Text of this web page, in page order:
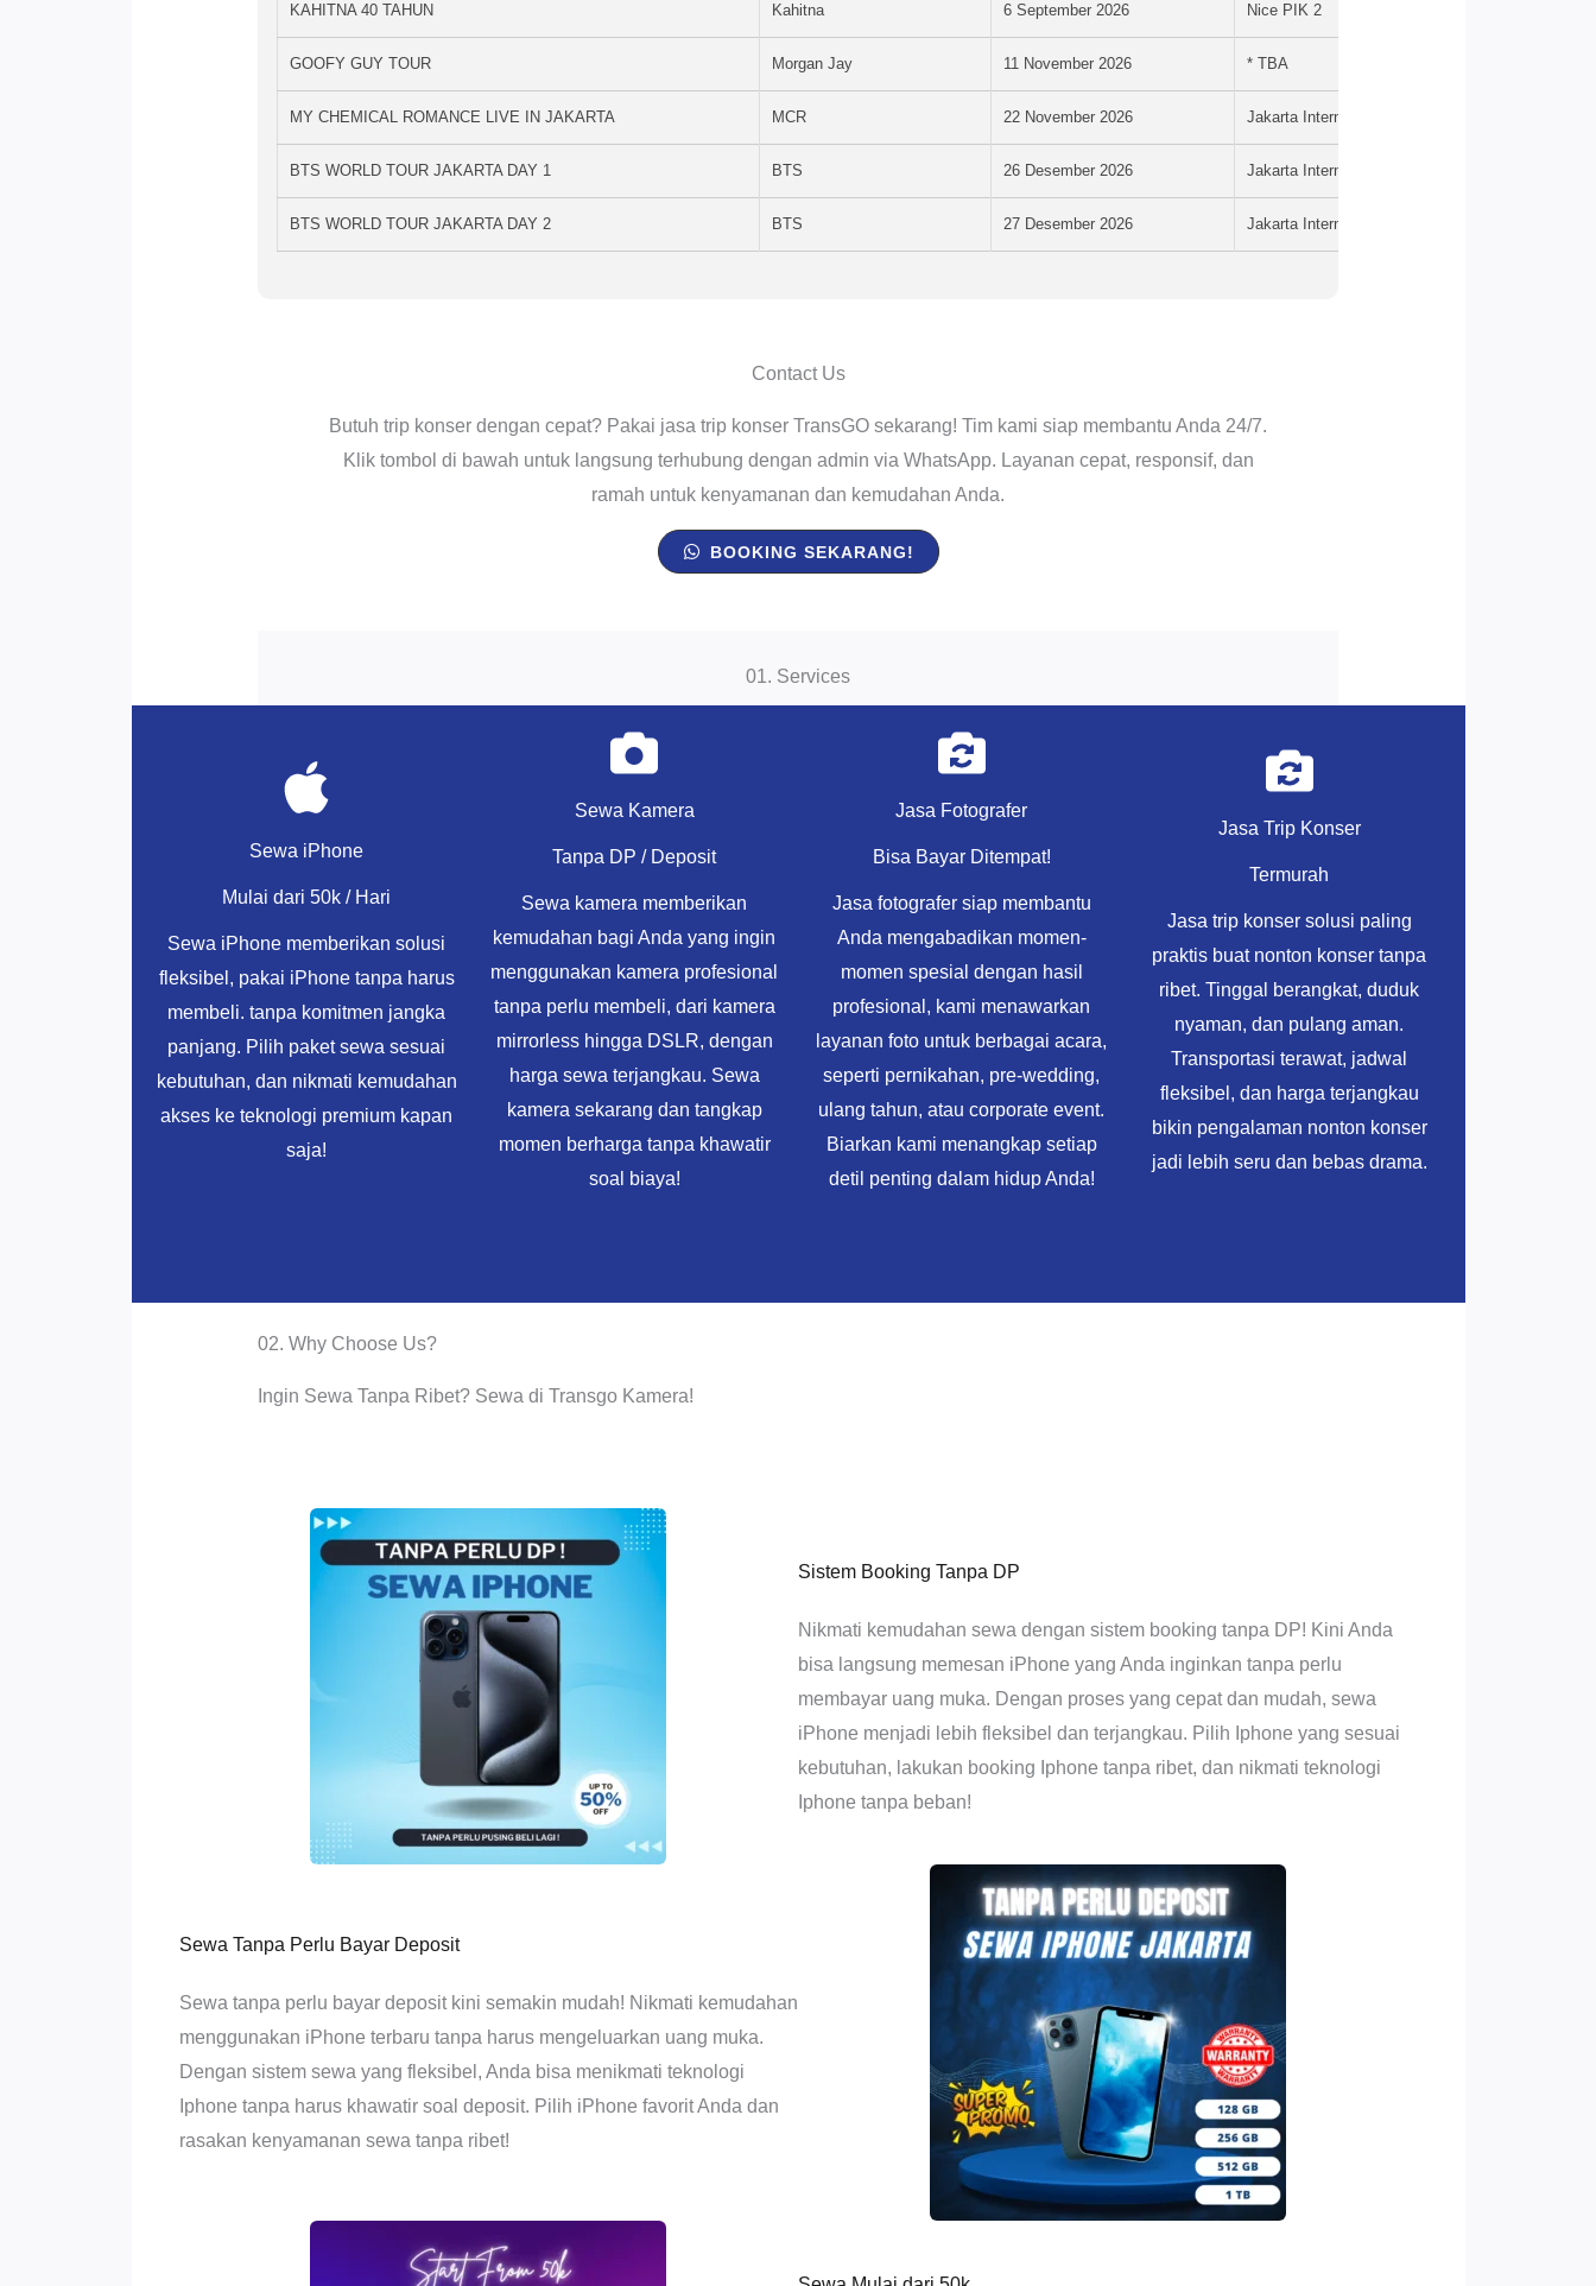
KAHITNA 40 TAHUN Kahitna 6 September 2026 Nice PIK 2
GOOFY GUY TOUR Morgan Jay 11 November 2026 * TBA
MY CHEMICAL ROMANCE LIVE IN JAKARTA MCR 22 November 2026 Jakarta International Stadium
BTS WORLD TOUR JAKARTA DAY 1 BTS 26 Desember 2026 Jakarta International Stadium
BTS WORLD TOUR JAKARTA DAY 2 BTS 27 Desember 2026 Jakarta International Stadium
Contact Us
Butuh trip konser dengan cepat? Pakai jasa trip konser TransGO sekarang! Tim kami siap membantu Anda 24/7.
Klik tombol di bawah untuk langsung terhubung dengan admin via WhatsApp. Layanan cepat, responsif, dan
ramah untuk kenyamanan dan kemudahan Anda.
BOOKING SEKARANG!
01. Services
Sewa iPhone
Mulai dari 50k / Hari
Sewa iPhone memberikan solusi
fleksibel, pakai iPhone tanpa harus
membeli. tanpa komitmen jangka
panjang. Pilih paket sewa sesuai
kebutuhan, dan nikmati kemudahan
akses ke teknologi premium kapan
saja!
Sewa Kamera
Tanpa DP / Deposit
Sewa kamera memberikan
kemudahan bagi Anda yang ingin
menggunakan kamera profesional
tanpa perlu membeli, dari kamera
mirrorless hingga DSLR, dengan
harga sewa terjangkau. Sewa
kamera sekarang dan tangkap
momen berharga tanpa khawatir
soal biaya!
Jasa Fotografer
Bisa Bayar Ditempat!
Jasa fotografer siap membantu
Anda mengabadikan momen-
momen spesial dengan hasil
profesional, kami menawarkan
layanan foto untuk berbagai acara,
seperti pernikahan, pre-wedding,
ulang tahun, atau corporate event.
Biarkan kami menangkap setiap
detil penting dalam hidup Anda!
Jasa Trip Konser
Termurah
Jasa trip konser solusi paling
praktis buat nonton konser tanpa
ribet. Tinggal berangkat, duduk
nyaman, dan pulang aman.
Transportasi terawat, jadwal
fleksibel, dan harga terjangkau
bikin pengalaman nonton konser
jadi lebih seru dan bebas drama.
02. Why Choose Us?
Ingin Sewa Tanpa Ribet? Sewa di Transgo Kamera!
Sistem Booking Tanpa DP
Nikmati kemudahan sewa dengan sistem booking tanpa DP! Kini Anda
bisa langsung memesan iPhone yang Anda inginkan tanpa perlu
membayar uang muka. Dengan proses yang cepat dan mudah, sewa
iPhone menjadi lebih fleksibel dan terjangkau. Pilih Iphone yang sesuai
kebutuhan, lakukan booking Iphone tanpa ribet, dan nikmati teknologi
Iphone tanpa beban!
Sewa Tanpa Perlu Bayar Deposit
Sewa tanpa perlu bayar deposit kini semakin mudah! Nikmati kemudahan
menggunakan iPhone terbaru tanpa harus mengeluarkan uang muka.
Dengan sistem sewa yang fleksibel, Anda bisa menikmati teknologi
Iphone tanpa harus khawatir soal deposit. Pilih iPhone favorit Anda dan
rasakan kenyamanan sewa tanpa ribet!